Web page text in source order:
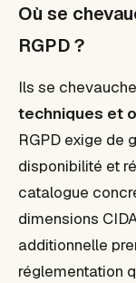
Où se
RGPD ?
Ils se
techniques et
RGPD exige de
disponibilité et
catalogue
dimensions
additionnelle
réglementation